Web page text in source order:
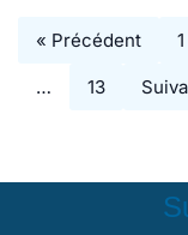
« Précédent 1
… 13